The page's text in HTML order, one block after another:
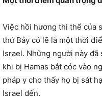
Việc hồi hương thi thể của
thứ Bảy có lẽ là một thời
Israel. Những người này đã
khi bị Hamas bắt cóc vào
pháp y cho thấy họ bị sát
Israel đến.